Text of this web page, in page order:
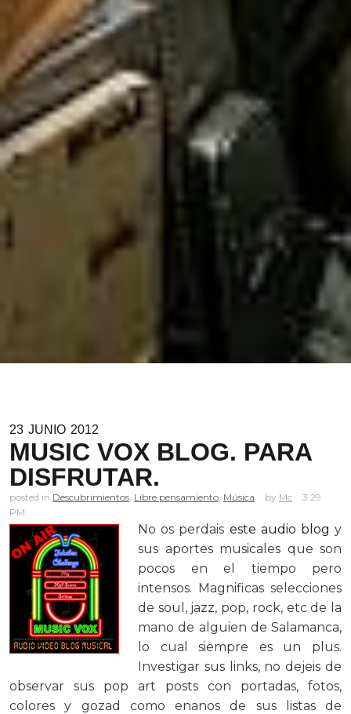
23 JUNIO 2012
MUSIC VOX BLOG. PARA
DISFRUTAR.
posted in Descubrimientos Libre pensamiento Música Mc
3.29
PM
No os perdais este audio blog y
sus aportes musicales que son
pocos en el tiempo pero
intensos. Magnificas selecciones
de soul, jazz, pop, rock, etc de la
mano de alguien de Salamanca,
lo cual siempre es un plus.
Investigar sus links, no dejeis de
observar sus pop art posts con portadas, fotos,
colores y gozad como enanos de sus listas de